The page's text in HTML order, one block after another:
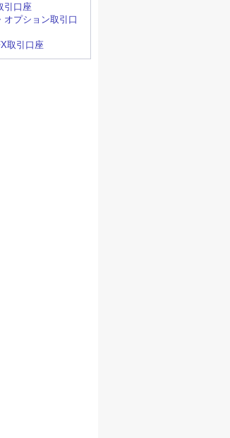
引口座
オプション取引口
取引口座